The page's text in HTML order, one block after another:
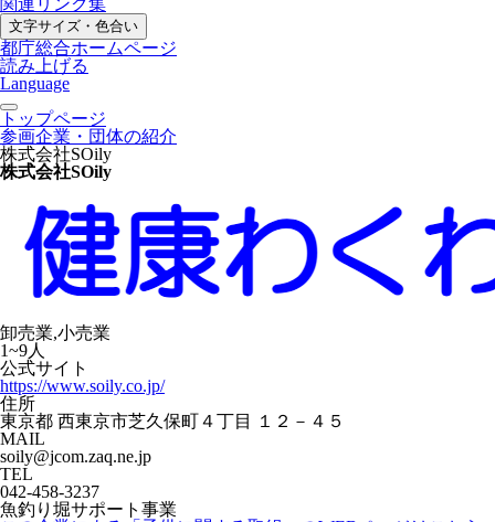
関連リンク集
文字サイズ・色合い
都庁総合ホームページ
読み上げる
Language
トップページ
参画企業・団体の紹介
株式会社SOily
株式会社SOily
卸売業,小売業
1~9人
公式サイト
https://www.soily.co.jp/
住所
東京都 西東京市芝久保町４丁目 １２－４５
MAIL
soily@jcom.zaq.ne.jp
TEL
042-458-3237
魚釣り堀サポート事業